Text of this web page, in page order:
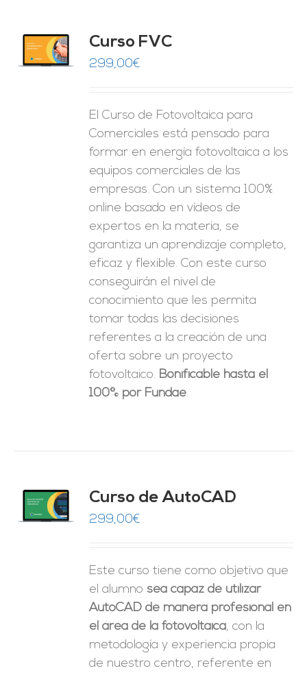
Curso FVC
299,00€
El Curso de Fotovoltaica para
Comerciales está pensado para
formar en energía fotovoltaica a los
equipos comerciales de las
empresas. Con un sistema 100%
online basado en vídeos de
expertos en la materia, se
garantiza un aprendizaje completo,
eficaz y flexible. Con este curso
conseguirán el nivel de
conocimiento que les permita
tomar todas las decisiones
referentes a la creación de una
oferta sobre un proyecto
fotovoltaico. Bonificable hasta el
100% por Fundae.
Curso de AutoCAD
299,00€
Este curso tiene como objetivo que
el alumno sea capaz de utilizar
AutoCAD de manera profesional en
el área de la fotovoltaica, con la
metodología y experiencia propia
de nuestro centro, referente en